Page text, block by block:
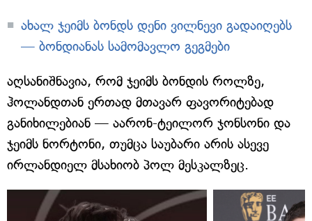
ახალ ჯეიმს ბონდს დენი ვილნევი გადაიღებს
— ბონდიანას სამომავლო გეგმები
აღსანიშნავია, რომ ჯეიმს ბონდის როლზე,
ჰოლანდთან ერთად მთავარ ფავორიტებად
განიხილებიან — აარონ-ტეილორ ჯონსონი და
ჯეიმს ნორტონი, თუმცა საუბარი არის ასევე
ირლანდიელ მსახიობ პოლ მესკალზეც.